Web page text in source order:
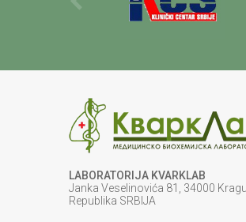
LABORATORIJA KVARKLAB
Janka Veselinovića 81, 34000
Republika SRBIJA